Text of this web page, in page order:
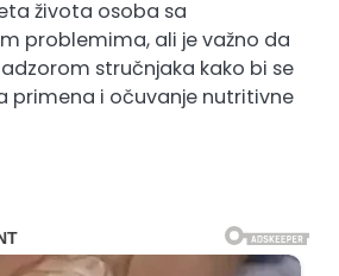
života osoba sa
problemima, ali je važno da
stručnjaka kako bi se
primena i očuvanje nutritivne